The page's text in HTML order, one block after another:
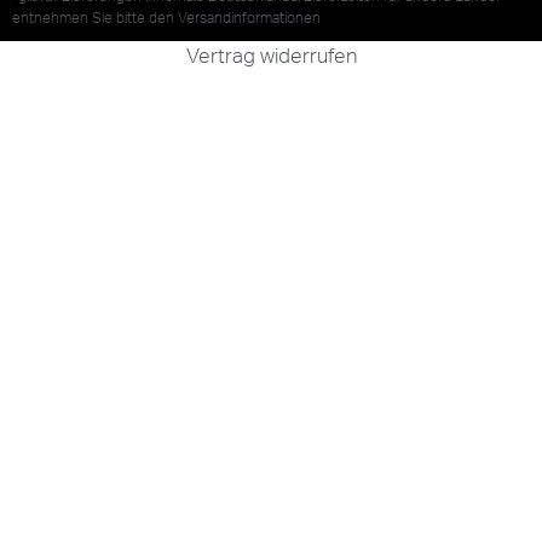
entnehmen Sie bitte den Versandinformationen
Vertrag widerrufen